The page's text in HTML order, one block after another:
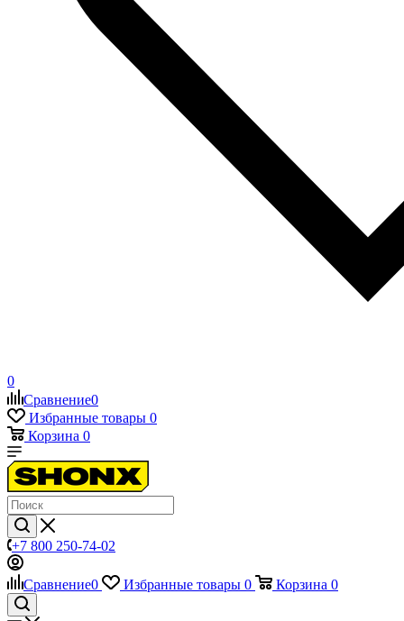
0
Сравнение0
Избранные товары 0
Корзина 0
+7 800 250-74-02
Сравнение0 Избранные товары 0 Корзина 0